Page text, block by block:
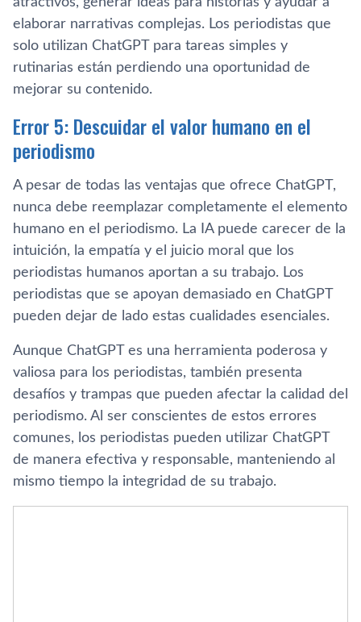
elaborar narrativas complejas. Los periodistas que
solo utilizan ChatGPT para tareas simples y
rutinarias están perdiendo una oportunidad de
mejorar su contenido.
Error 5: Descuidar el valor humano en el
periodismo
A pesar de todas las ventajas que ofrece ChatGPT,
nunca debe reemplazar completamente el elemento
humano en el periodismo. La IA puede carecer de la
intuición, la empatía y el juicio moral que los
periodistas humanos aportan a su trabajo. Los
periodistas que se apoyan demasiado en ChatGPT
pueden dejar de lado estas cualidades esenciales.
Aunque ChatGPT es una herramienta poderosa y
valiosa para los periodistas, también presenta
desafíos y trampas que pueden afectar la calidad del
periodismo. Al ser conscientes de estos errores
comunes, los periodistas pueden utilizar ChatGPT
de manera efectiva y responsable, manteniendo al
mismo tiempo la integridad de su trabajo.